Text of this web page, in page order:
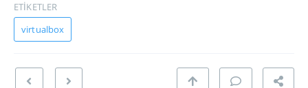
ETİKETLER
virtualbox